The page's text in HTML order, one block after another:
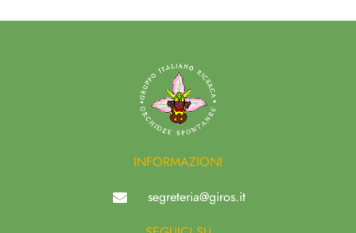
INFORMAZIONI
segreteria@giros.it